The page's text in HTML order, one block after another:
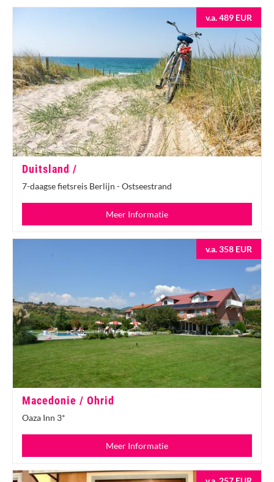
v.a. 489 EUR
Duitsland /
7-daagse fietsreis Berlijn - Ostseestrand
Meer Informatie
v.a. 358 EUR
Macedonie / Ohrid
Oaza Inn 3*
Meer Informatie